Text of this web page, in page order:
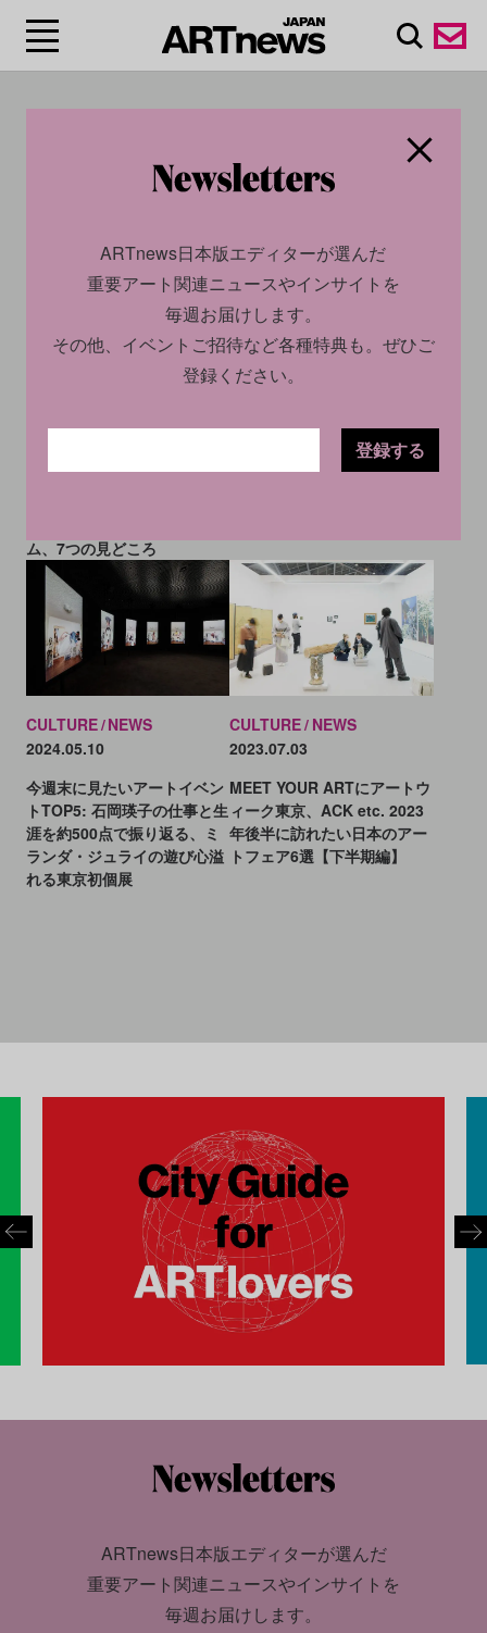
ム、7つの見どころ
セリーヌが大阪に初の路面店
CULTURE NEWS
2024.05.10
今週末に見たいアートイベン
トTOP5: 石岡瑛子の仕事と生
涯を約500点で振り返る、ミ
ランダ・ジュライの遊び心溢
れる東京初個展
CULTURE NEWS
2023.07.03
MEET YOUR ARTにアートウ
ィーク東京、ACK etc. 2023
年後半に訪れたい日本のアー
トフェア6選【下半期編】
ARTnews日本版エディターが選んだ
重要アート関連ニュースやインサイトを
毎週お届けします。
ARTnews日本版エディターが選んだ
重要アート関連ニュースやインサイトを
毎週お届けします。
その他、イベントご招待など各種特典も。ぜひご
登録ください。
登録する